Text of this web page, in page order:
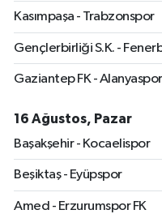
Kasımpaşa - Trabzonspor
Gençlerbirliği S.K. -
Gaziantep FK - Alanyaspor
16 Ağustos, Pazar
Başakşehir - Kocaelispor
Beşiktaş - Eyüpspor
Amed - Erzurumspor FK